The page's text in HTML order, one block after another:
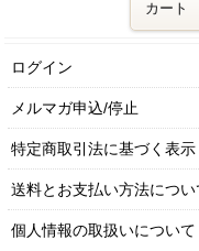
カート
ログイン
メルマガ申込/停止
特定商取引法に基づく表示
送料とお支払い方法につい
個人情報の取扱いについて